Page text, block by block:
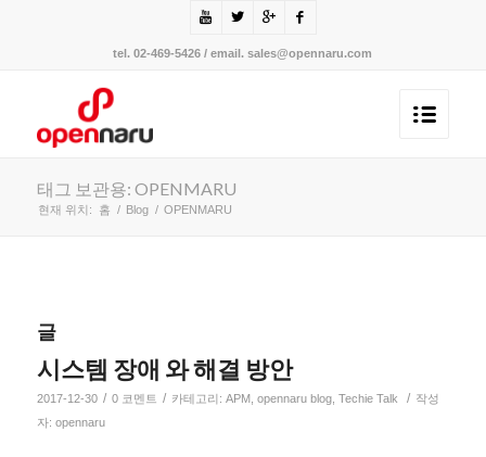
tel. 02-469-5426 / email. sales@opennaru.com
태그 보관용: OPENMARU
현재 위치: 홈 / Blog / OPENMARU
글
시스템 장애 와 해결 방안
2017-12-30 / 0 코멘트 / 카테고리: APM, opennaru blog, Techie Talk / 작성
자: opennaru